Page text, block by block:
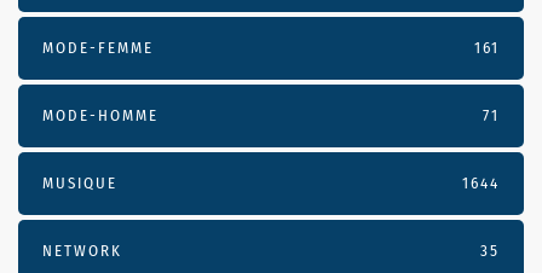
MODE-FEMME 161
MODE-HOMME 71
MUSIQUE 1644
NETWORK 35